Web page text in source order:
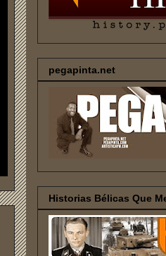
pegapinta.net
Historias Bélicas Que